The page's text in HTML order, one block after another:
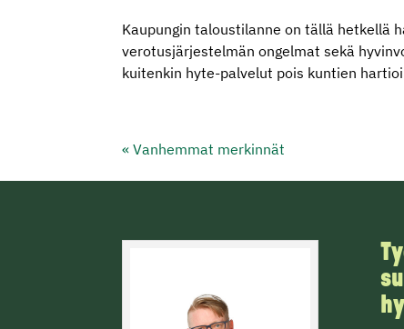
Kaupungin taloustilanne on tällä hetkellä
verotusjärjestelmän ongelmat sekä
kuitenkin hyte-palvelut pois kuntien
« Vanhemmat merkinnät